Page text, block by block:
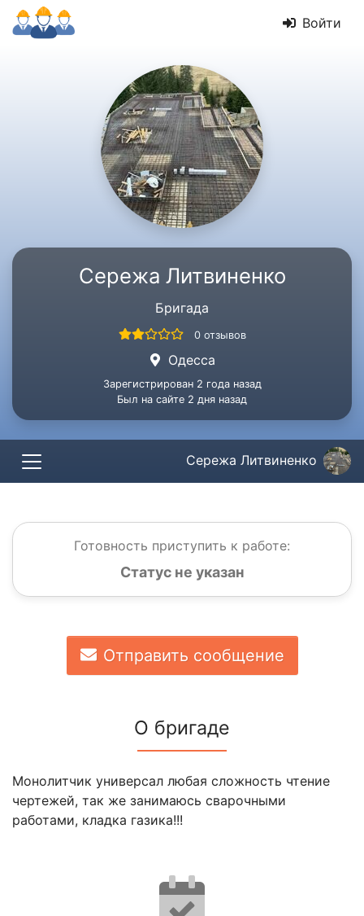
Войти
Сережа Литвиненко
Бригада
0 отзывов
Одесса
Зарегистрирован 2 года назад
Был на сайте 2 дня назад
Сережа Литвиненко
Готовность приступить к работе:
Статус не указан
Отправить сообщение
О бригаде
Монолитчик универсал любая сложность чтение
чертежей, так же занимаюсь сварочными
работами, кладка газика!!!